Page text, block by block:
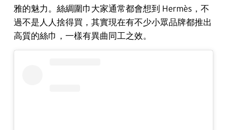
雅的魅力。絲綢圍巾大家通常都會想到 Hermès，不
過不是人人捨得買，其實現在有不少小眾品牌都推出
高質的絲巾，一樣有異曲同工之效。